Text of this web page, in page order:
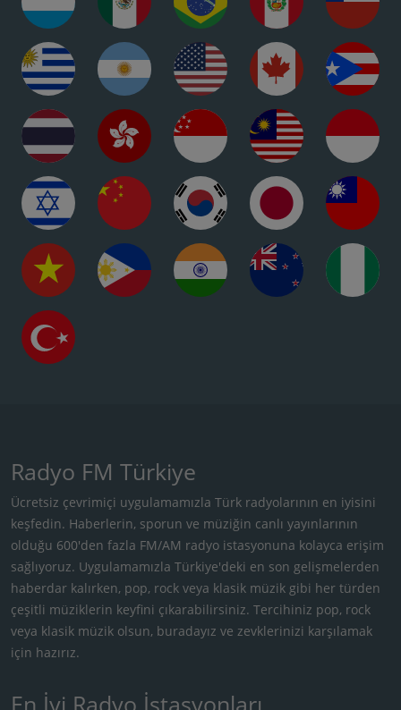
Radyo FM Türkiye
Ücretsiz çevrimiçi uygulamamızla Türk radyolarının en iyisini
keşfedin. Haberlerin, sporun ve müziğin canlı yayınlarının
olduğu 600'den fazla FM/AM radyo istasyonuna kolayca erişim
sağlıyoruz. Uygulamamızla Türkiye'deki en son gelişmelerden
haberdar kalırken, pop, rock veya klasik müzik gibi her türden
çeşitli müziklerin keyfini çıkarabilirsiniz. Tercihiniz pop, rock
veya klasik müzik olsun, buradayız ve zevklerinizi karşılamak
için hazırız.
En İyi Radyo İstasyonları